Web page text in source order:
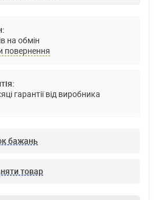
на обмін
повернення
гарантії від виробника
бажань
товар